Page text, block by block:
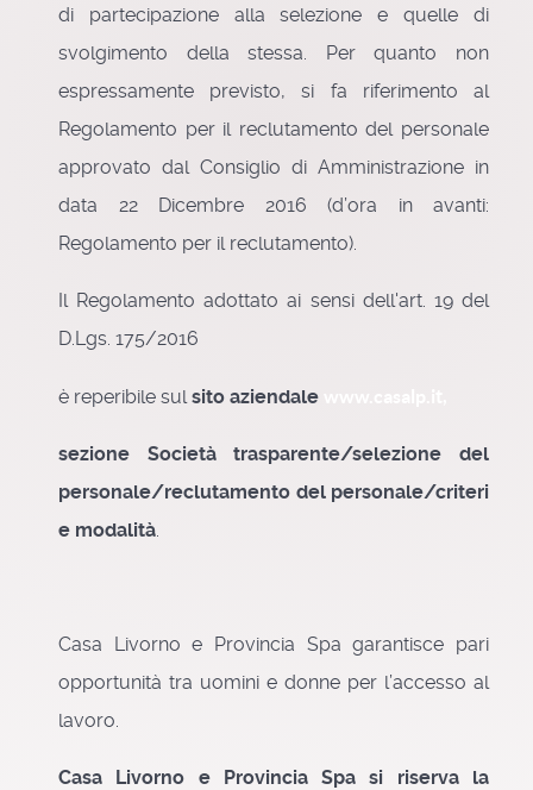
di partecipazione alla selezione e quelle di
svolgimento della stessa. Per quanto non
espressamente previsto, si fa riferimento al
Regolamento per il reclutamento del personale
approvato dal Consiglio di Amministrazione in
data 22 Dicembre 2016 (d’ora in avanti:
Regolamento per il reclutamento).
Il Regolamento adottato ai sensi dell'art. 19 del
D.Lgs. 175/2016
è reperibile sul sito aziendale
sezione Società trasparente/selezione del
personale/reclutamento del personale/criteri
e modalità
Casa Livorno e Provincia Spa garantisce pari
opportunità tra uomini e donne per l’accesso al
lavoro.
Casa Livorno e Provincia Spa si riserva la